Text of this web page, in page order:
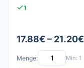
1
17.88€ – 21.20€
Menge: Min: 1